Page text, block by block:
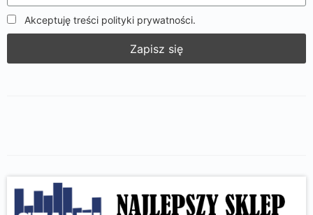
Akceptuję treści polityki prywatności.